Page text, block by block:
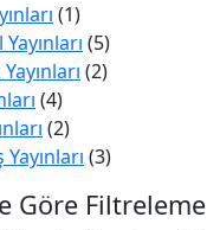
(1)
(5)
(2)
(4)
(2)
(3)
Göre Filtreleme